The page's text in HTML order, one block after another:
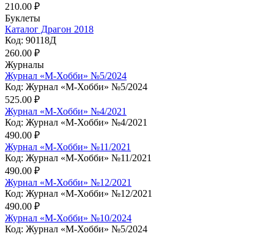
210.00 ₽
Буклеты
Каталог Драгон 2018
Код: 90118Д
260.00 ₽
Журналы
Журнал «М-Хобби» №5/2024
Код: Журнал «М-Хобби» №5/2024
525.00 ₽
Журнал «М-Хобби» №4/2021
Код: Журнал «М-Хобби» №4/2021
490.00 ₽
Журнал «М-Хобби» №11/2021
Код: Журнал «М-Хобби» №11/2021
490.00 ₽
Журнал «М-Хобби» №12/2021
Код: Журнал «М-Хобби» №12/2021
490.00 ₽
Журнал «М-Хобби» №10/2024
Код: Журнал «М-Хобби» №5/2024